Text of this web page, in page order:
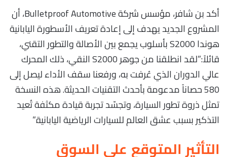
أكد بن شافر، مؤسس شركة Bulletproof Automotive، أن
المشروع الجديد يهدف إلى إعادة تعريف الأسطورة اليابانية
هوندا S2000 بأسلوب يجمع بين الأصالة والتطور التقني،
قائلاً:”لقد انطلقنا من جوهر S2000 النقي، ذلك المحرك
عالي الدوران الذي عُرفت به، ورفعنا سقف الأداء ليصل إلى
580 حصاناً مدعومة بأحدث التقنيات الحديثة. هذه النسخة
تمثل ذروة تطور السيارة، وتجسّد تجربة قيادة مكثفة تُعيد
التذكير بسبب عشق العالم للسيارات الرياضية اليابانية.”
التأثير المتوقع على السوق